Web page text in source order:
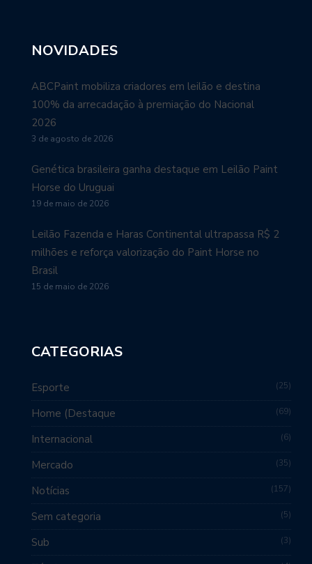
NOVIDADES
ABCPaint mobiliza criadores em leilão e destina
100% da arrecadação à premiação do Nacional
2026
3 de agosto de 2026
Genética brasileira ganha destaque em Leilão Paint
Horse do Uruguai
19 de maio de 2026
Leilão Fazenda e Haras Continental ultrapassa R$ 2
milhões e reforça valorização do Paint Horse no
Brasil
15 de maio de 2026
CATEGORIAS
Esporte 25
Home (Destaque 69
Internacional 6
Mercado 35
Notícias 157
Sem categoria 5
Sub 3